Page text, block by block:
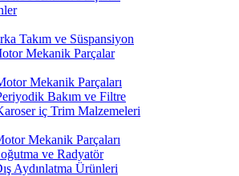
Takım ve Süspansiyon
Mekanik Parçalar
Mekanik Parçaları
Bakım ve Filtre
iç Trim Malzemeleri
Mekanik Parçaları
ve Radyatör
Aydınlatma Ürünleri